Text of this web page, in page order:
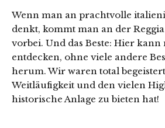
Wenn man an prachtvolle
denkt, kommt man an der
vorbei. Und das Beste: Hier
entdecken, ohne viele andere
herum. Wir waren total
Weitläufigkeit und den vielen
historische Anlage zu bieten hat!